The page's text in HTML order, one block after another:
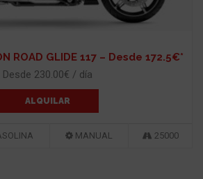
ROAD GLIDE 117 – Desde 172.5€*
Desde 230.00€ / día
ALQUILAR
MANUAL 25000